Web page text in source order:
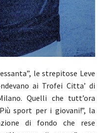
le strepitose Leve
ai Trofei Citta’ di
Quelli che tutt’ora
sport per i giovani!”, la
di fondo che rese